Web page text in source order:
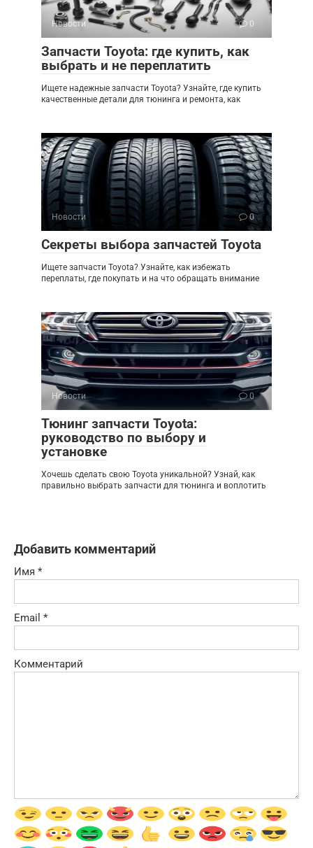
Новости 0
Запчасти Toyota: где купить, как
выбрать и не переплатить
Ищете надежные запчасти Toyota? Узнайте, где купить
качественные детали для тюнинга и ремонта, как
Новости 0
Секреты выбора запчастей Toyota
Ищете запчасти Toyota? Узнайте, как избежать
переплаты, где покупать и на что обращать внимание
Новости 0
Тюнинг запчасти Toyota:
руководство по выбору и
установке
Хочешь сделать свою Toyota уникальной? Узнай, как
правильно выбрать запчасти для тюнинга и воплотить
Добавить комментарий
Имя *
Email *
Комментарий